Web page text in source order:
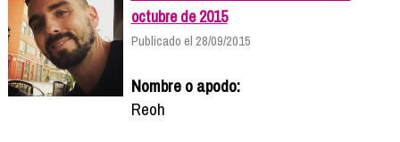
octubre de 2015
Publicado el 28/09/2015
Nombre o apodo:
Reoh